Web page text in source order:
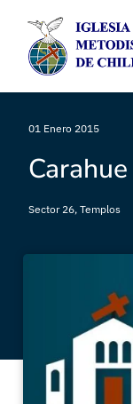
01 Enero 2015
Sector 26, Templos